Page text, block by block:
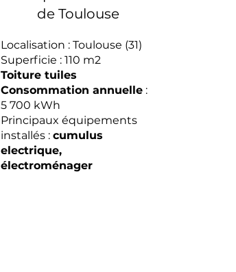
de Toulouse
Localisation : Toulouse (31)
Superficie : 110 m2
Toiture tuiles
Consommation annuelle :
5 700 kWh
Principaux équipements
installés : cumulus
electrique,
électroménager